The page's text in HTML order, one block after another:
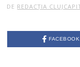
DE REDACȚIA
FACEBOOK